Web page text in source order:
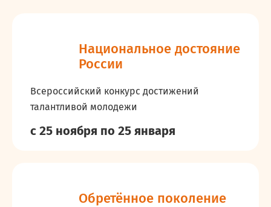
Национальное достояние
России
Всероссийский конкурс достижений
талантливой молодежи
с 25 ноября по 25 января
Обретённое поколение